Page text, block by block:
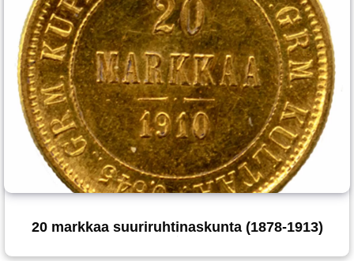
20 markkaa suuriruhtinaskunta (1878-1913)